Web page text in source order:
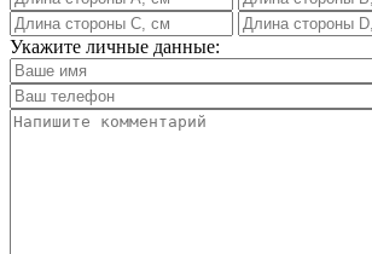
Укажите личные данные: